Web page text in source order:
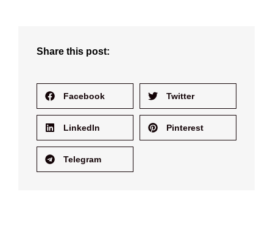
Share this post:
Facebook Twitter
LinkedIn Pinterest
Telegram